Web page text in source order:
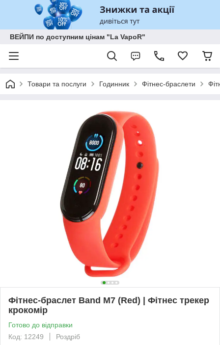
ВЕЙПИ по доступним цінам "La VapoR"
Товари та послуги Годинник Фітнес-браслети
Фітнес-браслет Band M7 (Red) | Фітнес трекер
крокомір
Готово до відправки
Код: 12249
Роздріб